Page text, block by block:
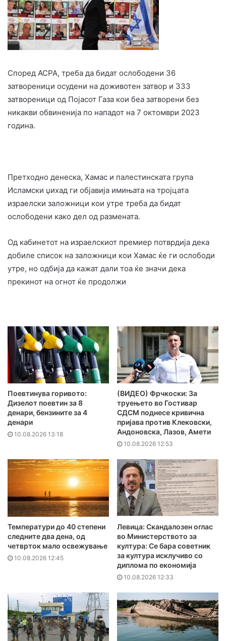
Според АСРА, треба да бидат ослободени 36
затвореници осудени на доживотен затвор и 333
затвореници од Појасот Газа кои беа затворени без
никакви обвиненија по нападот на 7 октомври 2023
година.
Претходно денеска, Хамас и палестинската група
Исламски џихад ги објавија имињата на тројцата
израелски заложници кои утре треба да бидат
ослободени како дел од размената.
Од кабинетот на израелскиот премиер потврдија дека
добиле список на заложници кои Хамас ќе ги ослободи
утре, но одбија да кажат дали тоа ќе значи дека
прекинот на огнот ќе продолжи
Поевтинува горивото:
Дизелот поевтин за 8
денари, бензините за 4
денари
10.08.2026 13:18
(ВИДЕО) Фрчкоски: За
труењето во Гостивар
СДСМ поднесе кривична
пријава против Клековски,
Андоновска, Лазов, Амети
10.08.2026 12:53
Температури до 40 степени
следните два дена, од
четврток мало освежување
10.08.2026 12:45
Левица: Скандалозен оглас
во Министерството за
култура: Се бара советник
за култура исклучиво со
диплома по економија
10.08.2026 12:33